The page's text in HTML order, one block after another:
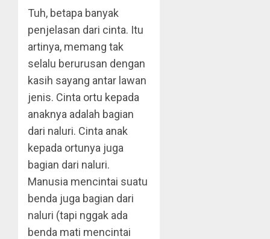
Tuh, betapa banyak
penjelasan dari cinta. Itu
artinya, memang tak
selalu berurusan dengan
kasih sayang antar lawan
jenis. Cinta ortu kepada
anaknya adalah bagian
dari naluri. Cinta anak
kepada ortunya juga
bagian dari naluri.
Manusia mencintai suatu
benda juga bagian dari
naluri (tapi nggak ada
benda mati mencintai